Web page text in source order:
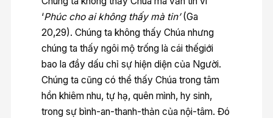
‘Phúc cho ai không thấy mà tin’(Ga
20,29). Chúng ta không thấy Chúa nhưng
chúng ta thấy ngôi mộ trống là cái thếgiới
bao la đầy dấu chỉ sự hiện diện của Người.
Chúng ta cũng có thể thấy Chúa trong tâm
hồn khiêm nhu, tự hạ, quên mình, hy sinh,
trong sự bình-an-thanh-thản của nội-tâm. Đó